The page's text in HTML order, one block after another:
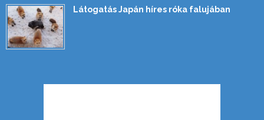
Látogatás Japán híres róka falujában